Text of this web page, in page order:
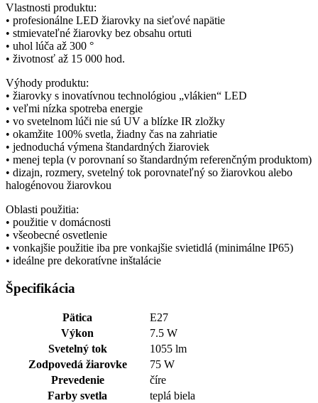
Vlastnosti produktu:
• profesionálne LED žiarovky na sieťové napätie
• stmievateľné žiarovky bez obsahu ortuti
• uhol lúča až 300 °
• životnosť až 15 000 hod.
Výhody produktu:
• žiarovky s inovatívnou technológiou „vlákien“ LED
• veľmi nízka spotreba energie
• vo svetelnom lúči nie sú UV a blízke IR zložky
• okamžite 100% svetla, žiadny čas na zahriatie
• jednoduchá výmena štandardných žiaroviek
• menej tepla (v porovnaní so štandardným referenčným produktom)
• dizajn, rozmery, svetelný tok porovnateľný so žiarovkou alebo
halogénovou žiarovkou
Oblasti použitia:
• použitie v domácnosti
• všeobecné osvetlenie
• vonkajšie použitie iba pre vonkajšie svietidlá (minimálne IP65)
• ideálne pre dekoratívne inštalácie
Špecifikácia
Pätica
E27
Výkon
7.5 W
Svetelný tok
1055 lm
Zodpovedá žiarovke
75 W
Prevedenie
číre
Farby svetla
teplá biela